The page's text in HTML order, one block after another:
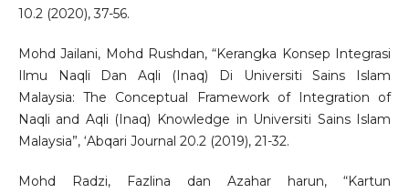
10.2 (2020), 37-56.
Mohd Jailani, Mohd Rushdan, “Kerangka Konsep Integrasi
Ilmu Naqli Dan Aqli (Inaq) Di Universiti Sains Islam
Malaysia: The Conceptual Framework of Integration of
Naqli and Aqli (Inaq) Knowledge in Universiti Sains Islam
Malaysia”, ‘Abqari Journal 20.2 (2019), 21-32.
Mohd Radzi, Fazlina dan Azahar harun, “Kartun